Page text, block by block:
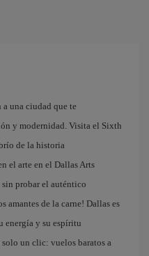
una ciudad que te
y modernidad. Visita el Sixth
de la historia
el arte en el Dallas Arts
probar el auténtico
amantes de la carne! Dallas es
energía y su espíritu
un clic: vuelos baratos a